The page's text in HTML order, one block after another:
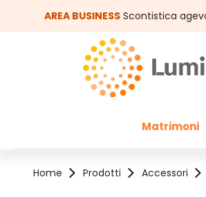
al contenuto principale
Salta alla ricerca
AREA BUSINESS Scontistica
Matrimoni
Home Prodotti Accessori